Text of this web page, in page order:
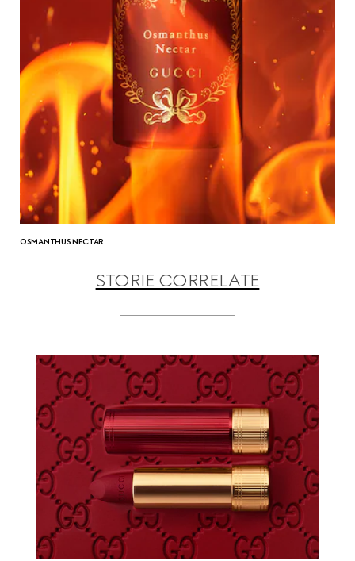
OSMANTHUS NECTAR
STORIE CORRELATE